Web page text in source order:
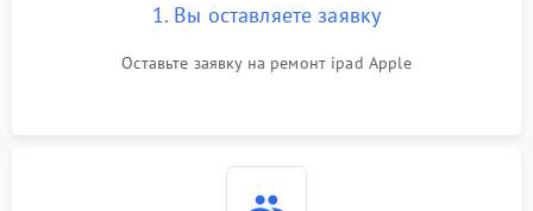
1. Вы оставляете заявку
Оставьте заявку на ремонт ipad Apple